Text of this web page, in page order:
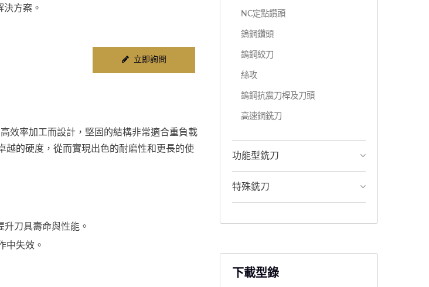
方案。
立即詢問
效率加工而設計，堅固的結構非常適合重負載
越的硬度，從而實現出色的耐磨性和更長的使
刀具壽命與性能。
中失效。
NC定點鑽頭
鎢鋼鑽頭
鎢鋼絞刀
絲攻
鎢鋼抗震刀桿及刀頭
高速鋼銑刀
功能型銑刀
特殊銑刀
下載型錄